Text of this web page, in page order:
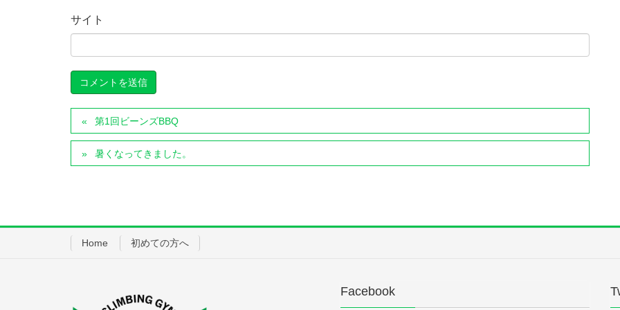
サイト
第1回ビーンズBBQ
暑くなってきました。
Home 初めての方へ
Facebook